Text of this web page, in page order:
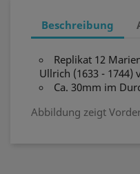
Beschreibung
Replikat 12
Ullrich (1633 - 1744)
Ca. 30mm im
Abbildung zeigt